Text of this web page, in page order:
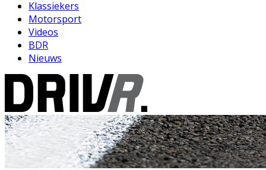
Klassiekers
Motorsport
Videos
BDR
Nieuws